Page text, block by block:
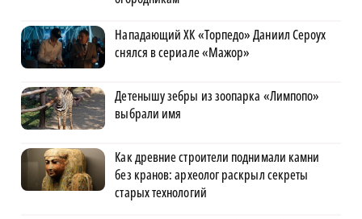
Нападающий ХК «Торпедо» Даниил Сероух
снялся в сериале «Мажор»
Детенышу зебры из зоопарка «Лимпопо»
выбрали имя
Как древние строители поднимали камни
без кранов: археолог раскрыл секреты
старых технологий